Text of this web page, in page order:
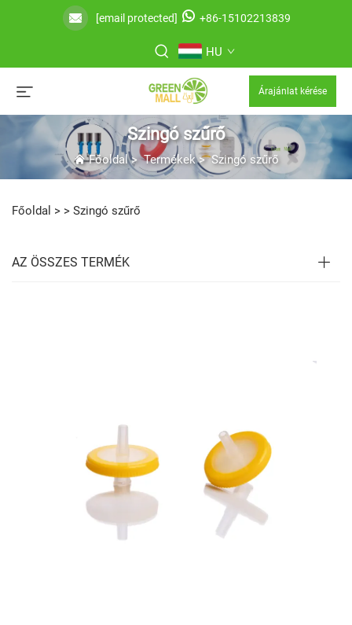
[email protected] +86-15102213839
HU
Árajánlat kérése
Szingó szűrő
Főoldal>Termékek>Szingó szűrő
Főoldal > > Szingó szűrő
AZ ÖSSZES TERMÉK